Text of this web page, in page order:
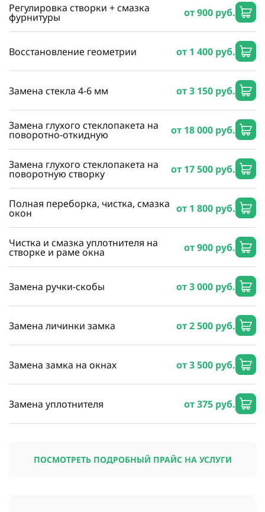
Регулировка створки + смазка
фурнитуры от 900 руб.
Восстановление геометрии от 1 400 руб.
Замена стекла 4-6 мм от 3 150 руб.
Замена глухого стеклопакета на
поворотно-откидную от 18 000 руб.
Замена глухого стеклопакета на
поворотную створку от 17 500 руб.
Полная переборка, чистка, смазка
окон от 1 800 руб.
Чистка и смазка уплотнителя на
створке и раме окна от 900 руб.
Замена ручки-скобы от 3 000 руб.
Замена личинки замка от 2 500 руб.
Замена замка на окнах от 3 500 руб.
Замена уплотнителя от 375 руб.
ПОСМОТРЕТЬ ПОДРОБНЫЙ ПРАЙС НА УСЛУГИ